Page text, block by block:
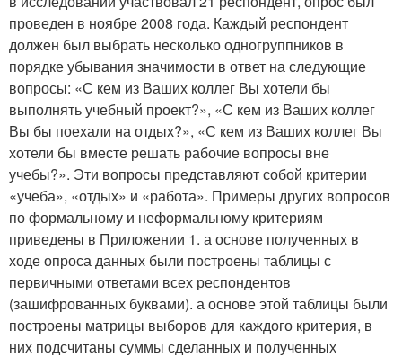
проведен в ноябре 2008 года. Каждый респондент
должен был выбрать несколько одногруппников в
порядке убывания значимости в ответ на следующие
вопросы: «С кем из Ваших коллег Вы хотели бы
выполнять учебный проект?», «С кем из Ваших коллег
Вы бы поехали на отдых?», «С кем из Ваших коллег Вы
хотели бы вместе решать рабочие вопросы вне
учебы?». Эти вопросы представляют собой критерии
«учеба», «отдых» и «работа». Примеры других вопросов
по формальному и неформальному критериям
приведены в Приложении 1. а основе полученных в
ходе опроса данных были построены таблицы с
первичными ответами всех респондентов
(зашифрованных буквами). а основе этой таблицы были
построены матрицы выборов для каждого критерия, в
них подсчитаны суммы сделанных и полученных